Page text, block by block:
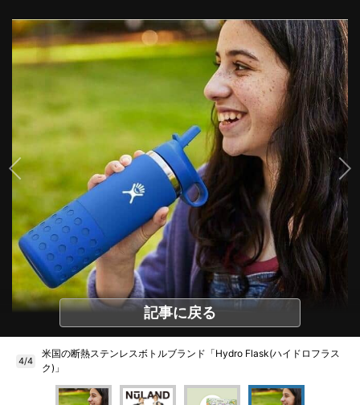
記事に戻る
4/4
米国の断熱ステンレスボトルブランド「Hydro Flask(ハイドロフラス
ク)」